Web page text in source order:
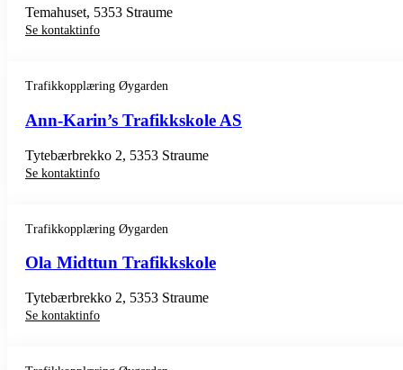
Temahuset, 5353 Straume
Se kontaktinfo
Trafikkopplæring Øygarden
Ann-Karin’s Trafikkskole AS
Tytebærbrekko 2, 5353 Straume
Se kontaktinfo
Trafikkopplæring Øygarden
Ola Midttun Trafikkskole
Tytebærbrekko 2, 5353 Straume
Se kontaktinfo